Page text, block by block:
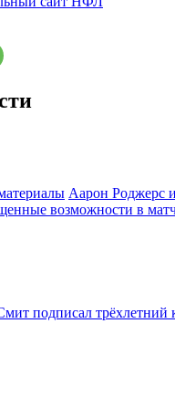
Аарон Роджерс
возможности в
подписал трёхлетний